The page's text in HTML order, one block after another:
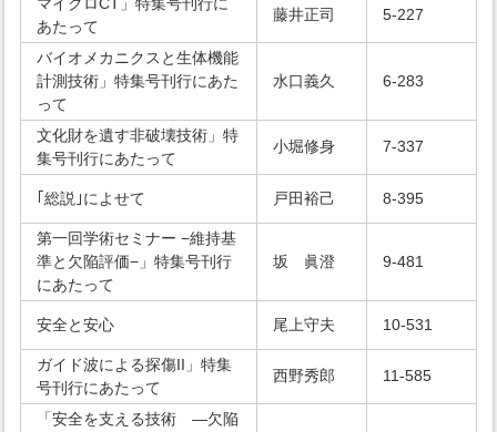
あたって
藤井正司 5-227
バイオメカニクスと生体機能
計測技術」特集号刊行にあた
って
水口義久 6-283
文化財を遺す非破壊技術」特
集号刊行にあたって
小堀修身 7-337
｢総説｣によせて 戸田裕己 8-395
第一回学術セミナー −維持基
準と欠陥評価−」特集号刊行
にあたって
坂 眞澄 9-481
安全と安心 尾上守夫 10-531
ガイド波による探傷II」特集
号刊行にあたって
西野秀郎 11-585
「安全を支える技術 ―欠陥